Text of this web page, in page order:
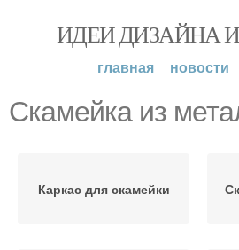
ИДЕИ ДИЗАЙНА
главная новости
Скамейка из
Каркас для скамейки